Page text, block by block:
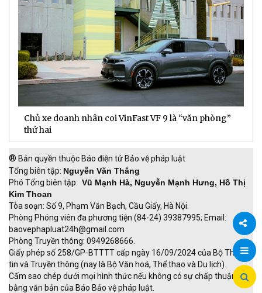
Chia
Chủ xe doanh nhân coi VinFast VF 9 là “văn phòng”
thứ hai
® Bản quyền thuộc Báo điện tử Bảo vệ pháp luật
Tổng biên tập: Nguyễn Văn Thắng
Phó Tổng biên tập: Vũ Mạnh Hà, Nguyễn Mạnh Hưng, Hồ Thị
Kim Thoan
Tòa soạn: Số 9, Phạm Văn Bạch, Cầu Giấy, Hà Nội.
Phòng Phóng viên đa phương tiện (84-24) 39387995; Email:
baovephapluat24h@gmail.com
Phòng Truyền thông: 0949268666.
Giấy phép số 258/GP-BTTTT cấp ngày 16/09/2024 của Bộ Thông
tin và Truyền thông (nay là Bộ Văn hoá, Thể thao và Du lịch).
Cấm sao chép dưới mọi hình thức nếu không có sự chấp thuận
bằng văn bản của Báo Bảo vệ pháp luật.